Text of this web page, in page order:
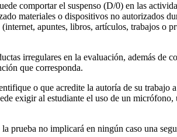
comportar el suspenso (D/0) en las
materiales o dispositivos no autorizados
apuntes, libros, artículos, trabajos o
irregulares en la evaluación, además de
que corresponda.
o que acredite la autoría de su
exigir al estudiante el uso de un
prueba no implicará en ningún caso una